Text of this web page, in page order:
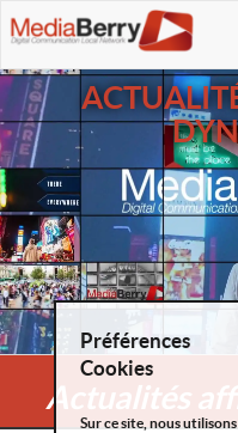
Actualités
Préférences
Cookies
Sur ce site, nous